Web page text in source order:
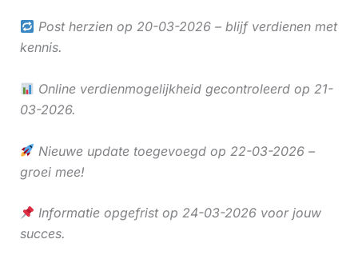
Post herzien op 20-03-2026 – blijf verdienen met
kennis.
Online verdienmogelijkheid gecontroleerd op 21-
03-2026.
Nieuwe update toegevoegd op 22-03-2026 –
groei mee!
Informatie opgefrist op 24-03-2026 voor jouw
succes.